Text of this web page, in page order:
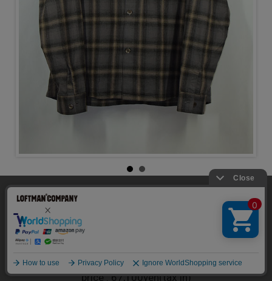
color : Oyster Check Hairy Flannel
size : 44 / 46 / 48
price : 67,100yen(tax in)
当サイトでは利用体験の向上およびコンテンツの最適な提供、ト
ラフィックの分析を目的としてCookieを使用しています。
サイトの閲覧を継続された場合、Cookieの利用に同意したことも
のといたします。
詳細については
承諾する